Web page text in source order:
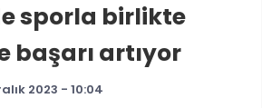
sporla birlikte
başarı artıyor
2023 - 10:04